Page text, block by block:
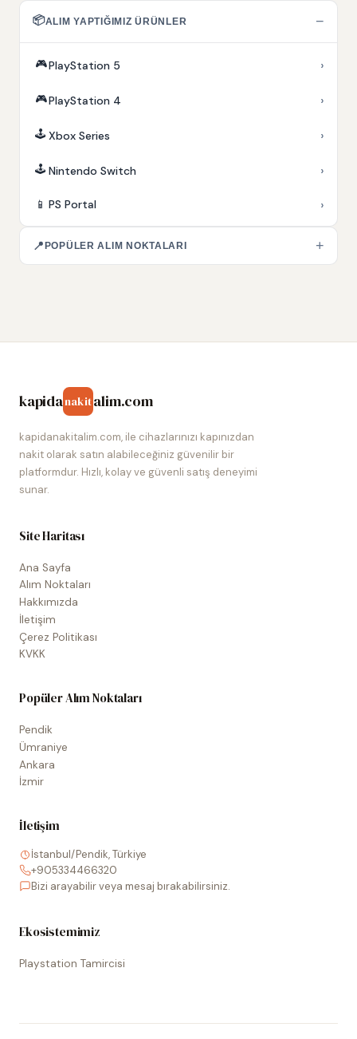
📦ALIM YAPTIĞIMIZ ÜRÜNLER −
🎮PlayStation 5 ›
🎮PlayStation 4 ›
🕹️ Xbox Series ›
🕹️ Nintendo Switch ›
📱 PS Portal ›
📍 POPÜLER ALIM NOKTALARI +
kapidanakitalim.com
kapidanakitalim.com, ile cihazlarınızı kapınızdan
nakit olarak satın alabileceğiniz güvenilir bir
platformdur. Hızlı, kolay ve güvenli satış deneyimi
sunar.
Site Haritası
Ana Sayfa
Alım Noktaları
Hakkımızda
İletişim
Çerez Politikası
KVKK
Popüler Alım Noktaları
Pendik
Ümraniye
Ankara
İzmir
İletişim
İstanbul/Pendik, Türkiye
+905334466320
Bizi arayabilir veya mesaj bırakabilirsiniz.
Ekosistemimiz
Playstation Tamircisi